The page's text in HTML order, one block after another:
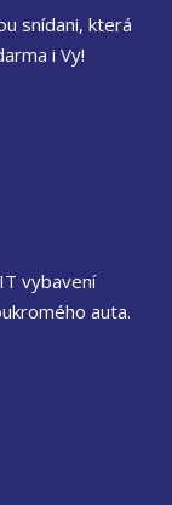
snídani, která
i Vy!
vybavení
auta.